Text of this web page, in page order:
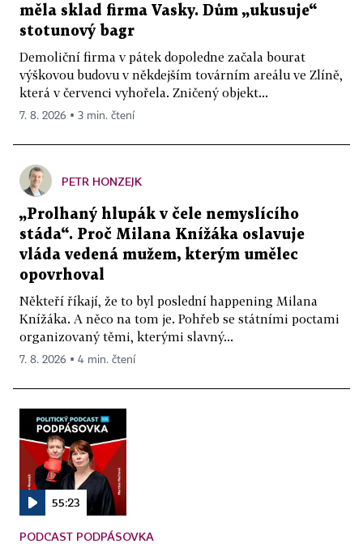
měla sklad firma Vasky. Dům „ukusuje“
stotunový bagr
Demoliční firma v pátek dopoledne začala bourat
výškovou budovu v někdejším továrním areálu ve Zlíně,
která v červenci vyhořela. Zničený objekt...
7. 8. 2026 ▪ 3 min. čtení
PETR HONZEJK
„Prolhaný hlupák v čele nemyslícího
stáda“. Proč Milana Knížáka oslavuje
vláda vedená mužem, kterým umělec
opovrhoval
Někteří říkají, že to byl poslední happening Milana
Knížáka. A něco na tom je. Pohřeb se státními poctami
organizovaný těmi, kterými slavný...
7. 8. 2026 ▪ 4 min. čtení
55:23
PODCAST PODPÁSOVKA